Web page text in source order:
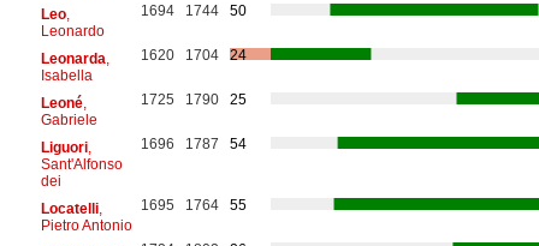
Leo,
Leonardo
1694 1744 50
Leonarda
Isabella
1620 1704 24
Leoné,
Gabriele
1725 1790 25
Liguori,
Sant'Alfonso
dei
1696 1787 54
Locatelli,
Pietro Antonio
1695 1764 55